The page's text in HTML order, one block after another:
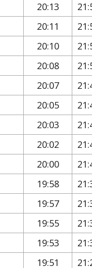
20:13
20:11
20:10
20:08
20:07
20:05
20:03
20:02
20:00
19:58
19:57
19:55
19:53
19:51